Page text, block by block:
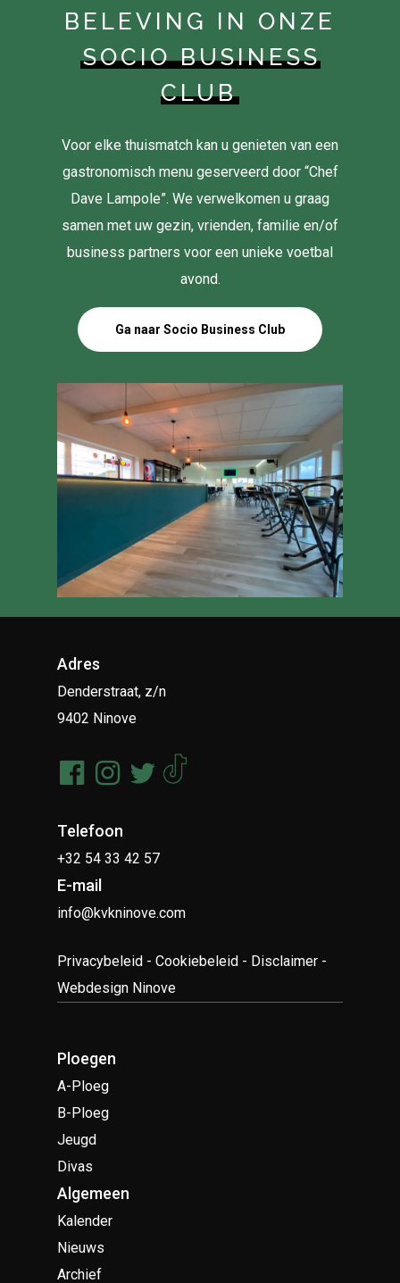
BELEVING IN ONZE
SOCIO BUSINESS
CLUB
Voor elke thuismatch kan u genieten van een
gastronomisch menu geserveerd door “Chef
Dave Lampole”. We verwelkomen u graag
samen met uw gezin, vrienden, familie en/of
business partners voor een unieke voetbal
avond.
Ga naar Socio Business Club
Adres
Denderstraat, z/n
9402 Ninove
Telefoon
+32 54 33 42 57
E-mail
info@kvkninove.com
Privacybeleid -Cookiebeleid - Disclaimer -
Webdesign Ninove
Ploegen
A-Ploeg
B-Ploeg
Jeugd
Divas
Algemeen
Kalender
Nieuws
Archief